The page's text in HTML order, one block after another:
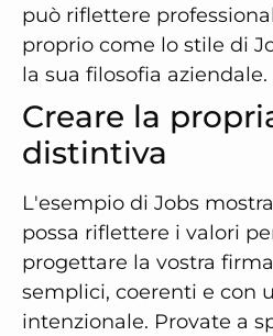
può riflettere
proprio come lo stile di
la sua filosofia aziendale.
Creare la
distintiva
L'esempio di Jobs
possa riflettere i valori
progettare la vostra
semplici, coerenti e con
intenzionale. Provate a